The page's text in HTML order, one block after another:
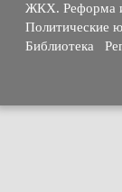
ЖКХ. Реформа
Политические
Библиотека